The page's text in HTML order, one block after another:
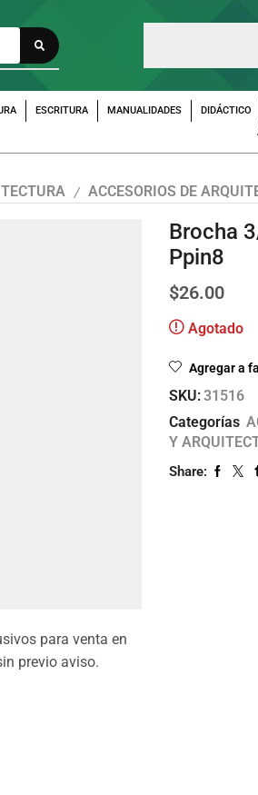
ESCRITURA MANUALIDADES DIDÁCTICO
/ ACCESORIOS DE
para venta en
previo aviso.
Brocha
Ppin8
$26.00
Agotado
Agregar a
SKU:31516
Categorías
Y
Share: